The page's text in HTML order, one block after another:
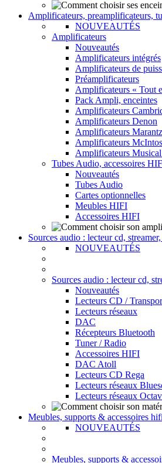
Amplificateurs, preamplificateurs,
NOUVEAUTÉS
Amplificateurs
Nouveautés
Amplificateurs intégrés
Amplificateurs de
Préamplificateurs
Amplificateurs « Tout
Pack Ampli, enceintes
Amplificateurs
Amplificateurs Denon
Amplificateurs Marantz
Amplificateurs
Amplificateurs
Tubes Audio, accessoires
Nouveautés
Tubes Audio
Cartes optionnelles
Meubles HIFI
Accessoires HIFI
Sources audio : lecteur cd,
NOUVEAUTÉS
Sources audio : lecteur cd,
Nouveautés
Lecteurs CD /
Lecteurs réseaux
DAC
Récepteurs Bluetooth
Tuner / Radio
Accessoires HIFI
DAC Atoll
Lecteurs CD Rega
Lecteurs réseaux
Lecteurs réseaux
Meubles, supports & accessoires hifi
NOUVEAUTÉS
Meubles, supports &